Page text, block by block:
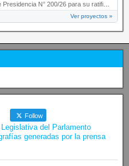
N° 200/26 para su ratificación.
Ver proyectos »
Follow
del Parlamento
generadas por la prensa